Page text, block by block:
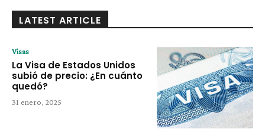
LATEST ARTICLE
Visas
La Visa de Estados Unidos
subió de precio: ¿En cuánto
quedó?
31 enero, 2025